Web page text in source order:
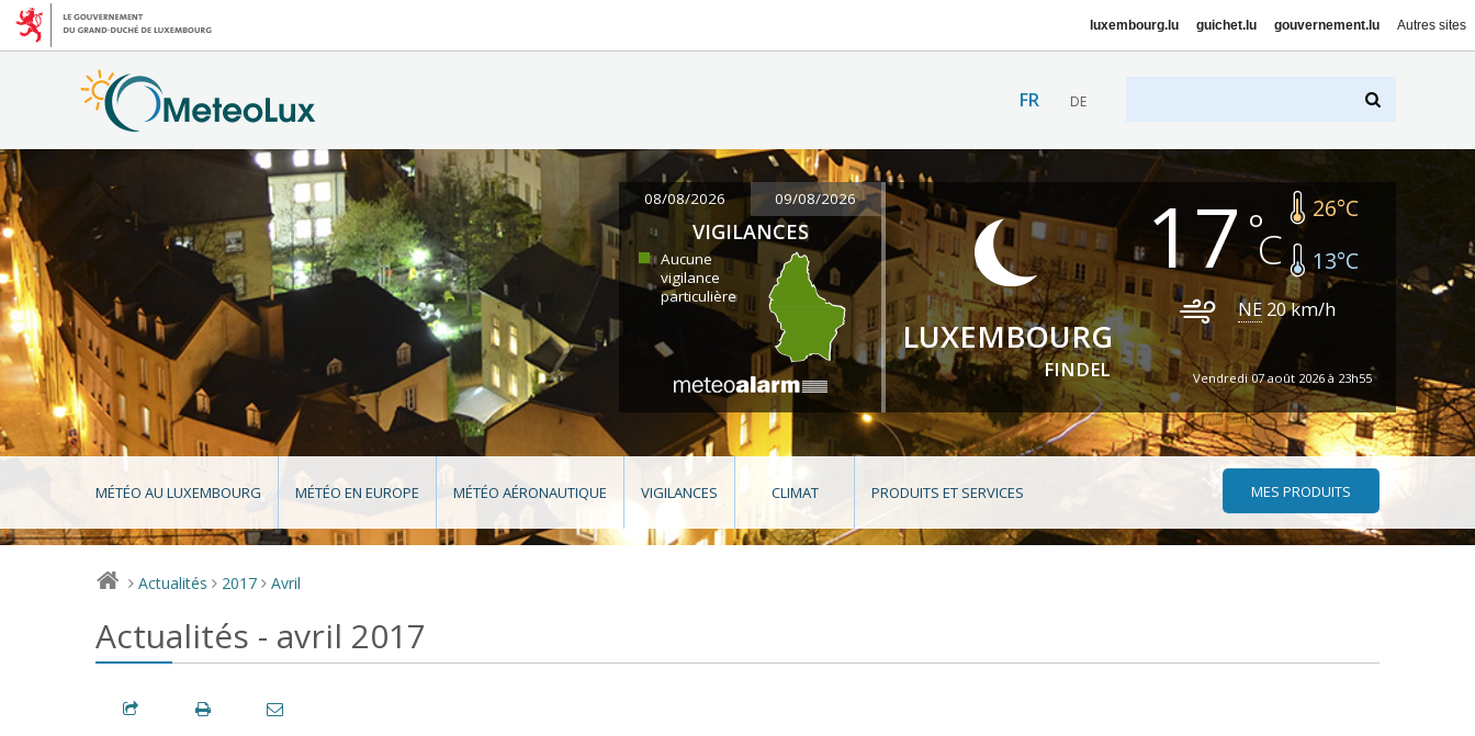
luxembourg.lu guichet.lu gouvernement.lu Autres sites
FR DE
08/08/2026 09/08/2026
VIGILANCES
Aucune
vigilance
particulière
LUXEMBOURG
FINDEL
17 26°C
13°C
NE 20km/h
Vendredi 07 août 2026 à 23h55
MÉTÉO AU LUXEMBOURG MÉTÉO EN EUROPE MÉTÉO AÉRONAUTIQUE VIGILANCES CLIMAT PRODUITS ET SERVICES MES PRODUITS
> Actualités > 2017 > Avril
Actualités - avril 2017